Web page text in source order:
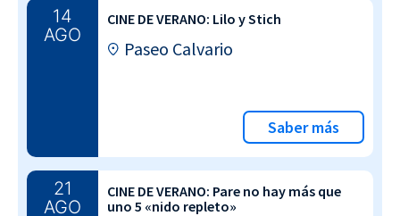
14
AGO
CINE DE VERANO: Lilo y Stich
Paseo Calvario
Saber más
21
AGO
CINE DE VERANO: Pare no hay más que
uno 5 «nido repleto»